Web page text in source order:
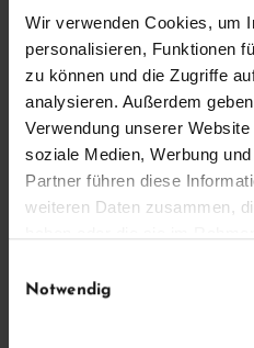
Wir verwenden Cookies, um
personalisieren, Funktionen
zu können und die Zugriffe
analysieren. Außerdem
Verwendung unserer
soziale Medien, Werbung
Partner führen diese
weiteren Daten zusammen,
Notwendig